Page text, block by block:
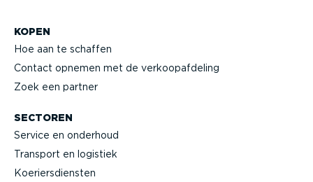
KOPEN
Hoe aan te schaffen
Contact opnemen met de verkoop­af­deling
Zoek een partner
SECTOREN
Service en onderhoud
Transport en logistiek
Koeriers­diensten